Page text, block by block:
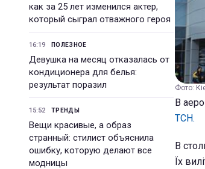
как за 25 лет изменился актер,
который сыграл отважного героя
16:19 ПОЛЕЗНОЕ
Девушка на месяц отказалась от
кондиционера для белья:
результат поразил
15:52 ТРЕНДЫ
Вещи красивые, а образ
странный: стилист объяснила
ошибку, которую делают все
модницы
Фото:
В
ТСН.
В
Їх